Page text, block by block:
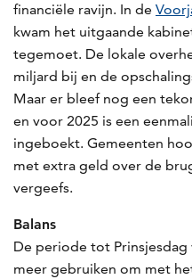
financiële ravijn. In de
kwam het uitgaande
tegemoet. De lokale
miljard bij en de
Maar er bleef nog een
en voor 2025 is een
ingeboekt. Gemeenten
met extra geld over de
vergeefs.
Balans
De periode tot
meer gebruiken om met